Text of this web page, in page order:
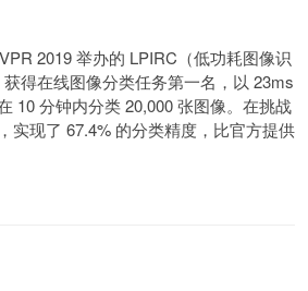
2019 举办的 LPIRC（低功耗图像识
得在线图像分类任务第一名，以 23ms
10 分钟内分类 20,000 张图像。在挑战
实现了 67.4% 的分类精度，比官方提供